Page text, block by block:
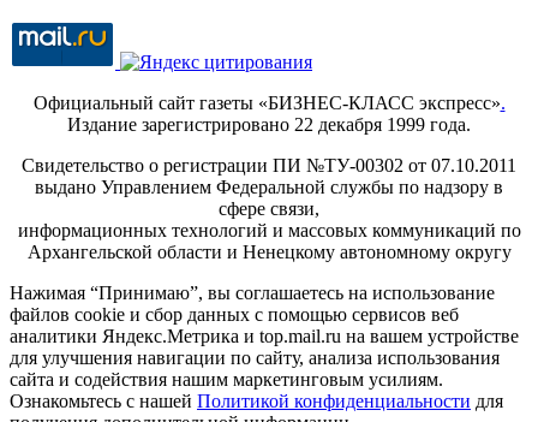
Официальный сайт газеты «БИЗНЕС-КЛАСС экспресс».
Издание зарегистрировано 22 декабря 1999 года.
Свидетельство о регистрации ПИ №ТУ-00302 от 07.10.2011
выдано Управлением Федеральной службы по надзору в
сфере связи,
информационных технологий и массовых коммуникаций по
Архангельской области и Ненецкому автономному округу
Нажимая “Принимаю”, вы соглашаетесь на использование
файлов cookie и сбор данных с помощью сервисов веб
аналитики Яндекс.Метрика и top.mail.ru на вашем устройстве
для улучшения навигации по сайту, анализа использования
сайта и содействия нашим маркетинговым усилиям.
Ознакомьтесь с нашей Политикой конфиденциальности для